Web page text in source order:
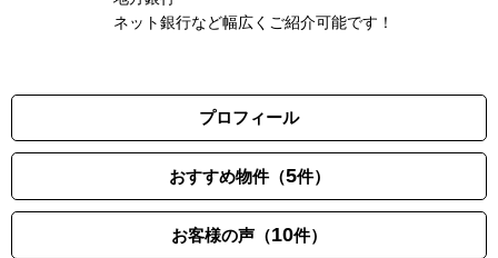
ネット銀行など幅広くご紹介可能です！
プロフィール
おすすめ物件（5件）
お客様の声（10件）